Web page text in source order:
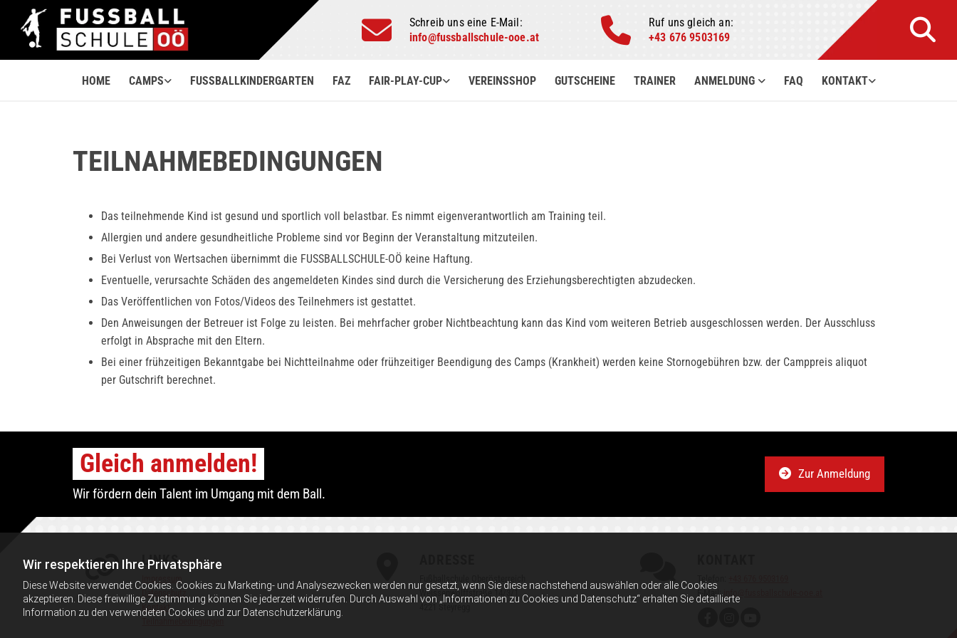
Wir respektieren Ihre Privatsphäre
Diese Website verwendet Cookies. Cookies zu Marketing- und Analysezwecken werden nur gesetzt, wenn Sie diese nachstehend auswählen oder alle Cookies
akzeptieren. Diese freiwillige Zustimmung können Sie jederzeit widerrufen. Durch Auswahl von „Informationen zu Cookies und Datenschutz“ erhalten Sie detaillierte
Information zu den verwendeten Cookies und zur Datenschutzerklärung.

Schreib uns eine E-Mail:
info@fussballschule-ooe.at

Ruf uns gleich an:
+43 676 9503169
HOME CAMPS FUSSBALLKINDERGARTEN FAZ FAIR-PLAY-CUP VEREINSSHOP GUTSCHEINE TRAINER ANMELDUNG FAQ KONTAKT
TEILNAHMEBEDINGUNGEN
Das teilnehmende Kind ist gesund und sportlich voll belastbar. Es nimmt eigenverantwortlich am Training teil.
Allergien und andere gesundheitliche Probleme sind vor Beginn der Veranstaltung mitzuteilen.
Bei Verlust von Wertsachen übernimmt die FUSSBALLSCHULE-OÖ keine Haftung.
Eventuelle, verursachte Schäden des angemeldeten Kindes sind durch die Versicherung des Erziehungsberechtigten abzudecken.
Das Veröffentlichen von Fotos/Videos des Teilnehmers ist gestattet.
Den Anweisungen der Betreuer ist Folge zu leisten. Bei mehrfacher grober Nichtbeachtung kann das Kind vom weiteren Betrieb ausgeschlossen werden. Der Ausschluss
erfolgt in Absprache mit den Eltern.
Bei einer frühzeitigen Bekanntgabe bei Nichtteilnahme oder frühzeitiger Beendigung des Camps (Krankheit) werden keine Stornogebühren bzw. der Camppreis aliquot
per Gutschrift berechnet.
Gleich anmelden!
Wir fördern dein Talent im Umgang mit dem Ball.
Zur Anmeldung
 LINKS
Impressum
Datenschutz
Kontakt
Fußballschule Oberösterreich
Weissenwolffstraße 14/3/1
4221 Steyregg
Telefon:
E-Mail: info@fussballschule-ooe.at